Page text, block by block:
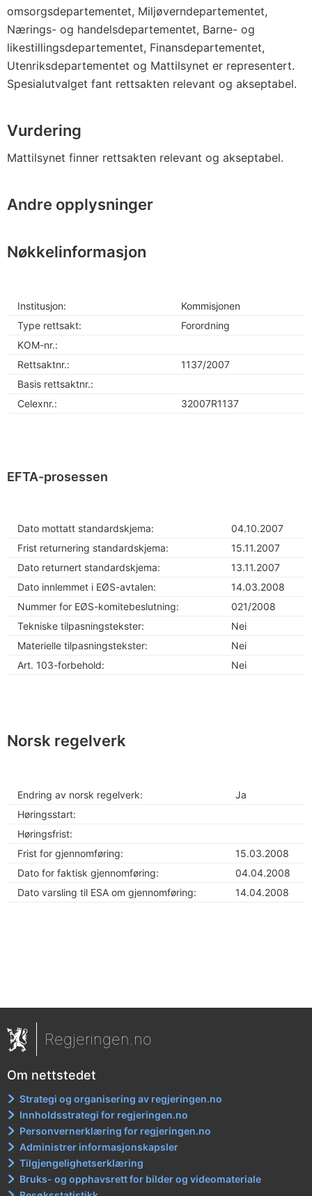
omsorgsdepartementet, Miljøverndepartementet,
Nærings- og handelsdepartementet, Barne- og
likestillingsdepartementet, Finansdepartementet,
Utenriksdepartementet og Mattilsynet er representert.
Spesialutvalget fant rettsakten relevant og akseptabel.
Vurdering
Mattilsynet finner rettsakten relevant og akseptabel.
Andre opplysninger
Nøkkelinformasjon
Institusjon:
Kommisjonen
Type rettsakt:
Forordning
KOM-nr.:
Rettsaktnr.:
1137/2007
Basis rettsaktnr.:
Celexnr.:
32007R1137
EFTA-prosessen
Dato mottatt standardskjema:
04.10.2007
Frist returnering standardskjema:
15.11.2007
Dato returnert standardskjema:
13.11.2007
Dato innlemmet i EØS-avtalen:
14.03.2008
Nummer for EØS-komitebeslutning:
021/2008
Tekniske tilpasningstekster:
Nei
Materielle tilpasningstekster:
Nei
Art. 103-forbehold:
Nei
Norsk regelverk
Endring av norsk regelverk:
Ja
Høringsstart:
Høringsfrist:
Frist for gjennomføring:
15.03.2008
Dato for faktisk gjennomføring:
04.04.2008
Dato varsling til ESA om gjennomføring:
14.04.2008
Regjeringen.no
Om nettstedet
Strategi og organisering av regjeringen.no
Innholdsstrategi for regjeringen.no
Personvernerklæring for regjeringen.no
Administrer informasjonskapsler
Tilgjengelighetserklæring
Bruks- og opphavsrett for bilder og videomateriale